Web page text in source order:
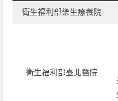
衛生福利部樂生療養院
衛生福利部臺北醫院